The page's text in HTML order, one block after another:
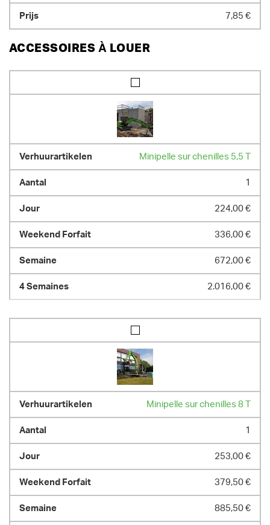
7,85 €
ACCESSOIRES À LOUER
Minipelle sur chenilles 5,5 T
1
224,00 €
336,00 €
672,00 €
2.016,00 €
Minipelle sur chenilles 8 T
1
253,00 €
379,50 €
885,50 €